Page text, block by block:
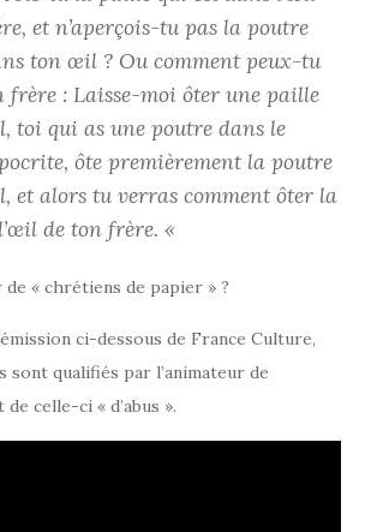
et n’aperçois-tu pas la poutre
ton œil ? Ou comment peux-tu
frère : Laisse-moi ôter une paille
toi qui as une poutre dans le
ôte premièrement la poutre
et alors tu verras comment ôter la
de ton frère. «
« chrétiens de papier » ?
ci-dessous de France Culture,
sont qualifiés par l’animateur de
celle-ci « d’abus ».